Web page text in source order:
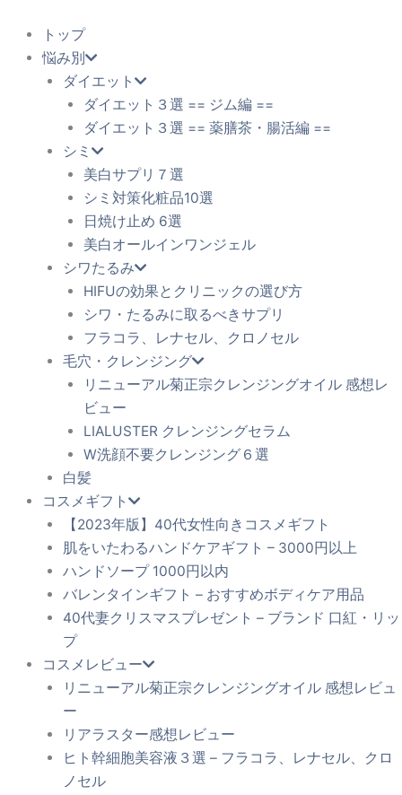
トップ
悩み別
ダイエット
ダイエット３選 == ジム編 ==
ダイエット３選 == 薬膳茶・腸活編 ==
シミ
美白サプリ７選
シミ対策化粧品10選
日焼け止め 6選
美白オールインワンジェル
シワたるみ
HIFUの効果とクリニックの選び方
シワ・たるみに取るべきサプリ
フラコラ、レナセル、クロノセル
毛穴・クレンジング
リニューアル菊正宗クレンジングオイル 感想レ
ビュー
LIALUSTER クレンジングセラム
W洗顔不要クレンジング６選
白髪
コスメギフト
【2023年版】40代女性向きコスメギフト
肌をいたわるハンドケアギフト – 3000円以上
ハンドソープ 1000円以内
バレンタインギフト – おすすめボディケア用品
40代妻クリスマスプレゼント – ブランド 口紅・リッ
プ
コスメレビュー
リニューアル菊正宗クレンジングオイル 感想レビュ
ー
リアラスター感想レビュー
ヒト幹細胞美容液３選 – フラコラ、レナセル、クロ
ノセル